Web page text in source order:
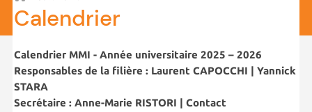
Calendrier
Calendrier MMI - Année universitaire 2025 – 2026
Responsables de la filière : Laurent CAPOCCHI | Yannick
STARA
Secrétaire : Anne-Marie RISTORI | Contact